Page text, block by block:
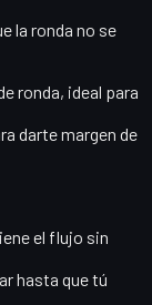
la ronda no se
ronda, ideal para
darte margen de
el flujo sin
hasta que tú